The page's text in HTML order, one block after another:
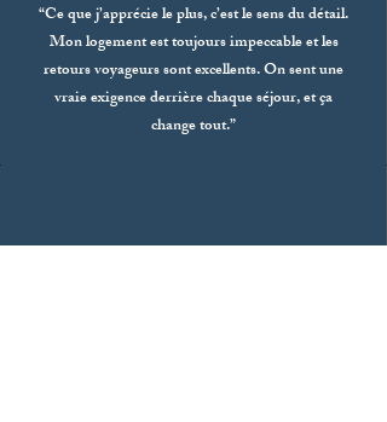
“Ce que j’apprécie le plus, c’est le sens du détail.
Mon logement est toujours impeccable et les
retours voyageurs sont excellents. On sent une
vraie exigence derrière chaque séjour, et ça
change tout.”